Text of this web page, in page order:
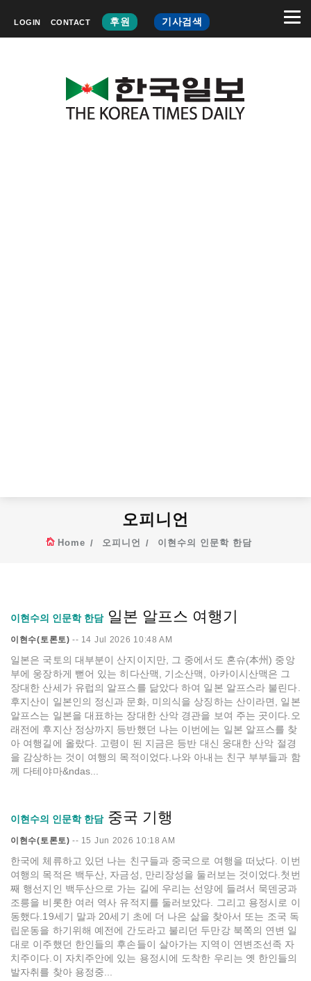
LOGIN CONTACT 후원 기사검색
오피니언
Home 오피니언 이현수의 인문학 한담
이현수의 인문학 한담 일본 알프스 여행기
이현수(토론토) -- 14 Jul 2026 10:48 AM
일본은 국토의 대부분이 산지이지만, 그 중에서도 혼슈(本州) 중앙
부에 웅장하게 뻗어 있는 히다산맥, 기소산맥, 아카이시산맥은 그
장대한 산세가 유럽의 알프스를 닮았다 하여 일본 알프스라 불린다.
후지산이 일본인의 정신과 문화, 미의식을 상징하는 산이라면, 일본
알프스는 일본을 대표하는 장대한 산악 경관을 보여 주는 곳이다.오
래전에 후지산 정상까지 등반했던 나는 이번에는 일본 알프스를 찾
아 여행길에 올랐다. 고령이 된 지금은 등반 대신 웅대한 산악 절경
을 감상하는 것이 여행의 목적이었다.나와 아내는 친구 부부들과 함
께 다테야마&ndas...
이현수의 인문학 한담 중국 기행
이현수(토론토) -- 15 Jun 2026 10:18 AM
한국에 체류하고 있던 나는 친구들과 중국으로 여행을 떠났다. 이번
여행의 목적은 백두산, 자금성, 만리장성을 둘러보는 것이었다.첫번
째 행선지인 백두산으로 가는 길에 우리는 선양에 들려서 묵덴궁과
조릉을 비롯한 여러 역사 유적지를 둘러보았다. 그리고 용정시로 이
동했다.19세기 말과 20세기 초에 더 나은 삶을 찾아서 또는 조국 독
립운동을 하기위해 예전에 간도라고 불리던 두만강 북쪽의 연변 일
대로 이주했던 한인들의 후손들이 살아가는 지역이 연변조선족 자
치주이다.이 자치주안에 있는 용정시에 도착한 우리는 옛 한인들의
발자취를 찾아 용정중...